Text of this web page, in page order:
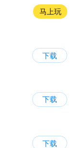
马上玩
下载
下载
下载